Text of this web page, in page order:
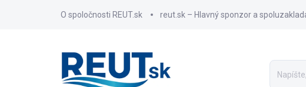
O spoločnosti REUT.sk reut.sk – Hlavný sponzor a